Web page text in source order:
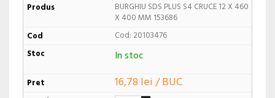
BURGHIU SDS PLUS S4 CRUCE 12 X 460
X 400 MM 153686
Cod: 20103476
In stoc
16,78 lei / BUC